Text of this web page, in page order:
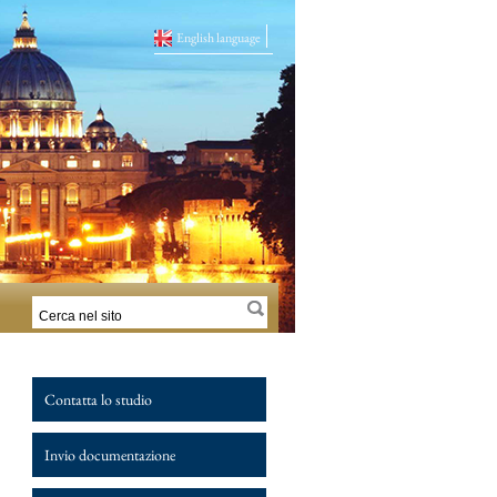
English language
Contatta lo studio
Invio documentazione